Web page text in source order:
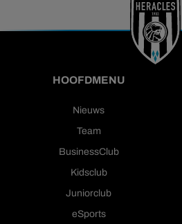
HOOFDMENU
Nieuws
Team
BusinessClub
Kidsclub
Juniorclub
eSports